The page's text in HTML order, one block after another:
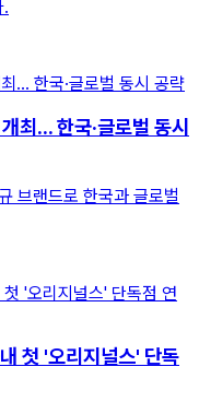
.
최... 한국·글로벌 동시
브랜드로 한국과 글로벌
첫 '오리지널스' 단독